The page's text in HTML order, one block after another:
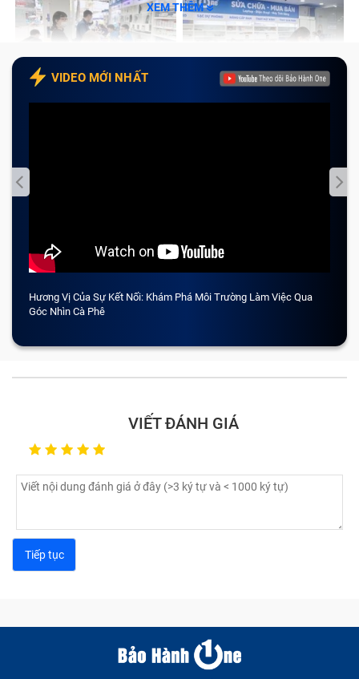
XEM THÊM
VIDEO MỚI NHẤT
Hương Vị Của Sự Kết Nối: Khám Phá Môi Trường Làm Việc Qua
Góc Nhìn Cà Phê
VIẾT ĐÁNH GIÁ